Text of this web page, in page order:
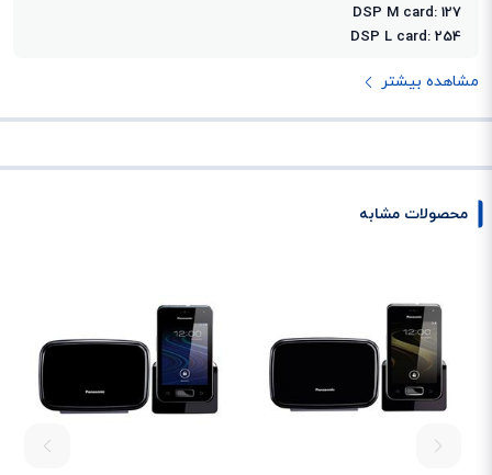
DSP M card: 127
DSP L card: 254
مشاهده بیشتر
محصولات مشابه